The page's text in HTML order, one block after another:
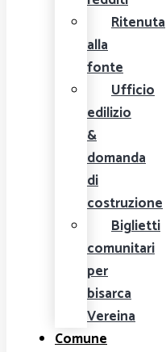
Ritenuta
alla
fonte
Ufficio
edilizio
&
domanda
di
costruzione
Biglietti
comunitari
per
bisarca
Vereina
Comune